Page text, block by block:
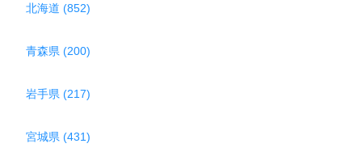
北海道 (852)
青森県 (200)
岩手県 (217)
宮城県 (431)